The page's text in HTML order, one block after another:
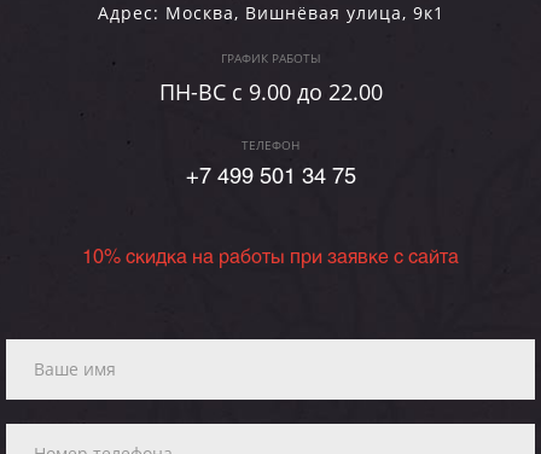
Адрес: Москва, Вишнёвая улица, 9к1
ГРАФИК РАБОТЫ
ПН-ВC c 9.00 до 22.00
ТЕЛЕФОН
+7 499 501 34 75
10% скидка на работы при заявке с сайта